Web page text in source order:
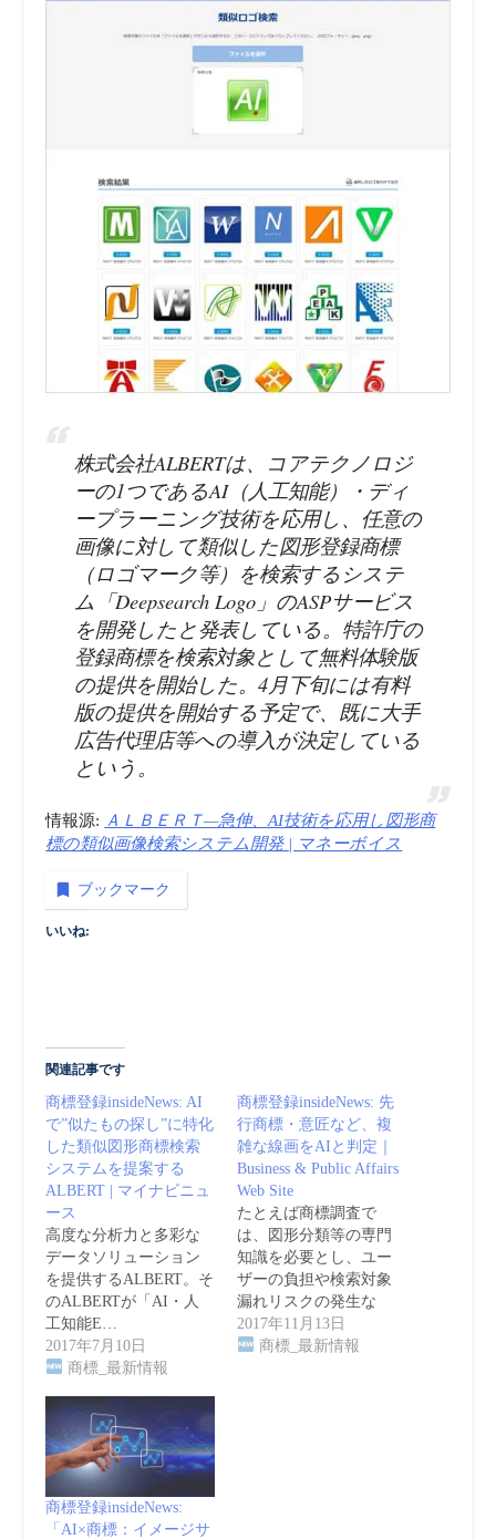
株式会社ALBERTは、コアテクノロジ
ーの1つであるAI（人工知能）・ディ
ープラーニング技術を応用し、任意の
画像に対して類似した図形登録商標
（ロゴマーク等）を検索するシステ
ム「Deepsearch Logo」のASPサービス
を開発したと発表している。特許庁の
登録商標を検索対象として無料体験版
の提供を開始した。4月下旬には有料
版の提供を開始する予定で、既に大手
広告代理店等への導入が決定している
という。
情報源: ＡＬＢＥＲＴ—急伸、AI技術を応用し図形商
標の類似画像検索システム開発 | マネーボイス
ブックマーク
いいね:
関連記事です
商標登録insideNews: AI
で”似たもの探し”に特化
した類似図形商標検索
システムを提案する
ALBERT | マイナビニュ
ース
高度な分析力と多彩な
データソリューション
を提供するALBERT。そ
のALBERTが「AI・人
工知能E…
2017年7月10日
商標_最新情報
商標登録insideNews: 先
行商標・意匠など、複
雑な線画をAIと判定｜
Business & Public Affairs
Web Site
たとえば商標調査で
は、図形分類等の専門
知識を必要とし、ユー
ザーの負担や検索対象
漏れリスクの発生な
ど、…
2017年11月13日
商標_最新情報
商標登録insideNews:
「AI×商標：イメージサ